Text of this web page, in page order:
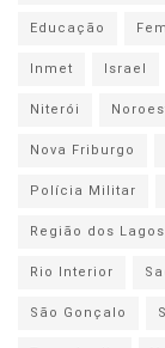
Educação
Inmet
Israel
Niterói
Nova Friburgo
Polícia Militar
Região dos Lagos
Rio Interior
São Gonçalo